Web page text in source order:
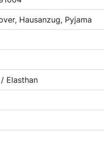
Hausanzug, Pyjama
Elasthan